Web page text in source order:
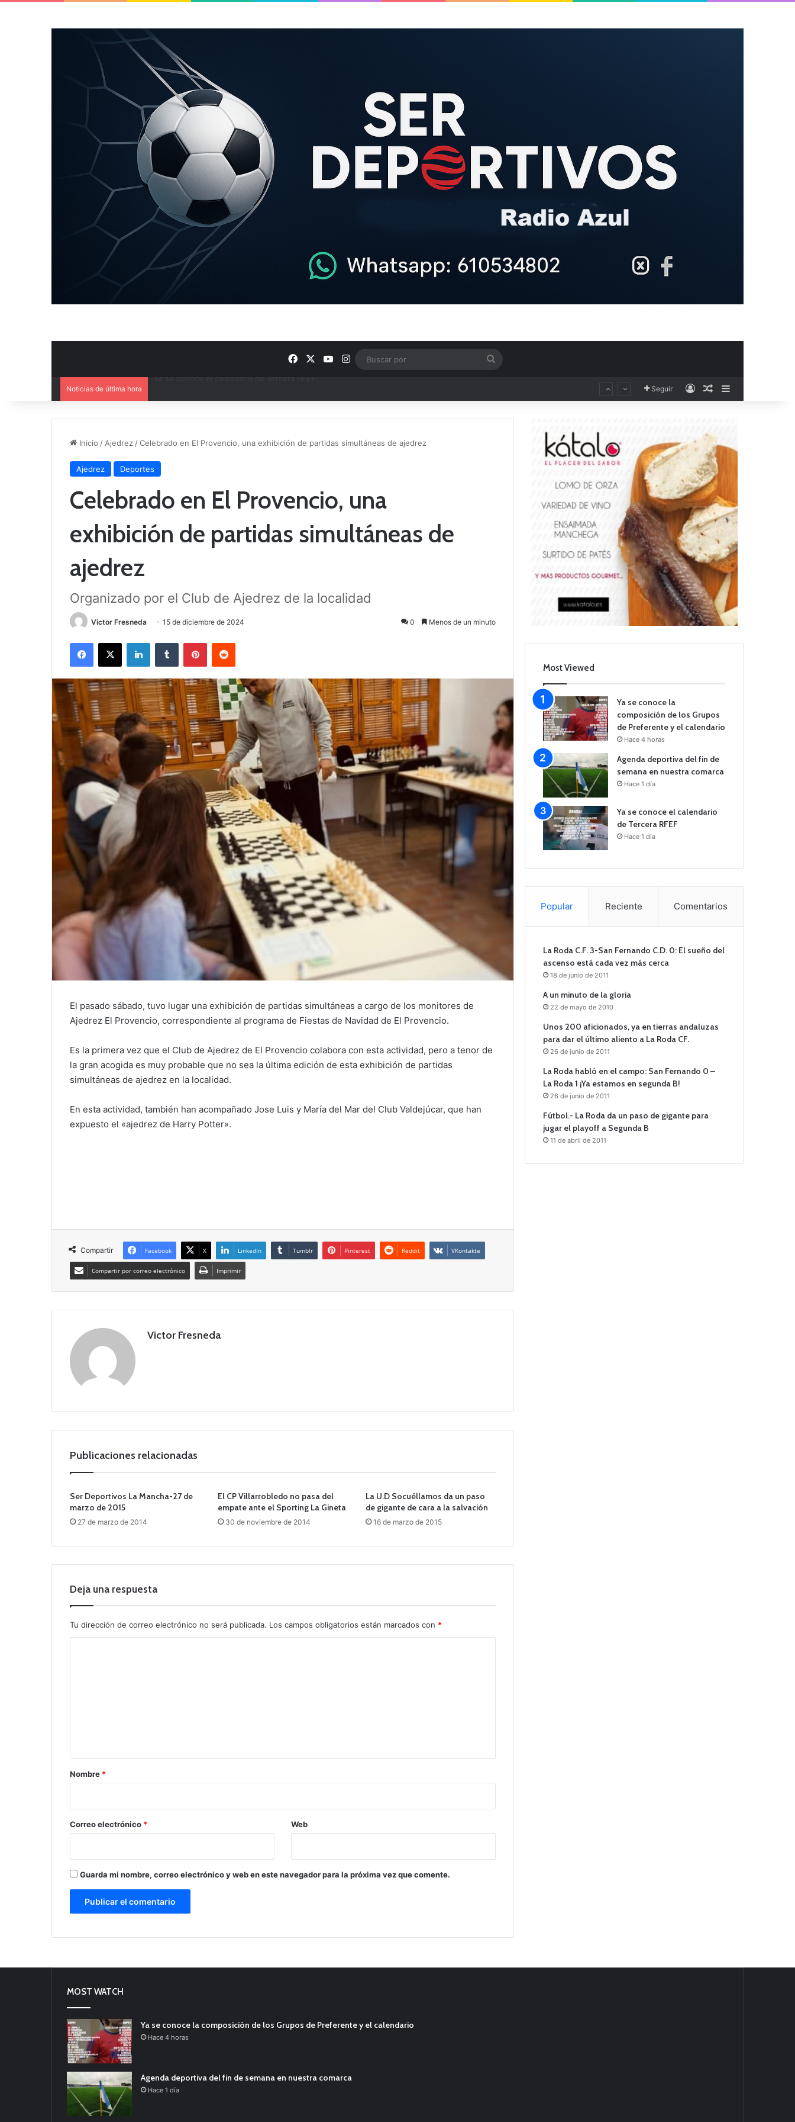
FacebookYouTube
Instagram
Noticias de última hora Seguir AccesoPublicación al
Inicio / Ajedrez /Celebrado en El Provencio, una exhibición de partidas simultáneas de ajedrez
Ajedrez Deportes
Celebrado en El Provencio, una
exhibición de partidas simultáneas de
ajedrez
Organizado por el Club de Ajedrez de la localidad
Victor Fresneda 15 de diciembre de 2024 0 Menos de un minuto
El pasado sábado, tuvo lugar una exhibición de partidas simultáneas a cargo de los monitores de
Ajedrez El Provencio, correspondiente al programa de Fiestas de Navidad de El Provencio.
Es la primera vez que el Club de Ajedrez de El Provencio colabora con esta actividad, pero a tenor de
la gran acogida es muy probable que no sea la última edición de esta exhibición de partidas
simultáneas de ajedrez en la localidad.
En esta actividad, también han acompañado Jose Luis y María del Mar del Club Valdejúcar, que han
expuesto el «ajedrez de Harry Potter».
Compartir Facebook X LinkedIn Tumblr Pinterest Reddit VKontakte
Compartir por correo electrónico Imprimir
Victor Fresneda
Publicaciones relacionadas
Ser Deportivos La Mancha-27 de
marzo de 2015
27 de marzo de 2014
El CP Villarrobledo no pasa del
empate ante el Sporting La Gineta
30 de noviembre de 2014
La U.D Socuéllamos da un paso
de gigante de cara a la salvación
16 de marzo de 2015
Deja una respuesta
Tu dirección de correo electrónico no será publicada. Los campos obligatorios están marcados con *
r
*
Nombre *
Correo electrónico * Web
Guarda mi nombre, correo electrónico y web en este navegador para la próxima vez que comente.
Most Viewed
Ya se conoce la
composición de los Grupos
de Preferente y el calendario
Hace 4 horas
Agenda deportiva del fin de
semana en nuestra comarca
Hace 1 día
Ya se conoce el calendario
de Tercera RFEF
Hace 1 día
Popular Reciente Comentarios
La Roda C.F. 3-San Fernando C.D. 0: El sueño del
ascenso está cada vez más cerca
18 de junio de 2011
A un minuto de la gloria
22 de mayo de 2010
Unos 200 aficionados, ya en tierras andaluzas
para dar el último aliento a La Roda CF.
26 de junio de 2011
La Roda habló en el campo: San Fernando 0 –
La Roda 1 ¡Ya estamos en segunda B!
26 de junio de 2011
Fútbol.- La Roda da un paso de gigante para
jugar el playoff a Segunda B
11 de abril de 2011
MOST WATCH
Ya se conoce la composición de los Grupos de Preferente y el calendario
Hace 4 horas
Agenda deportiva del fin de semana en nuestra comarca
Hace 1 día